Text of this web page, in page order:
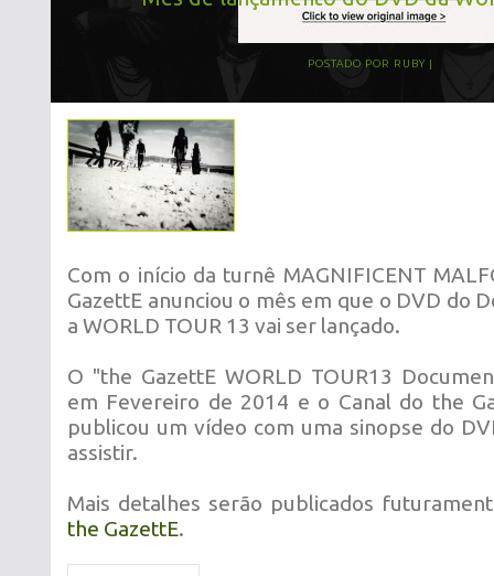
POSTADO POR RUBY
Com o início da turnê MAGNIFICENT
GazettE anunciou o mês em que o DVD do
a WORLD TOUR 13 vai ser lançado.
O "the GazettE WORLD TOUR13
em Fevereiro de 2014 e o Canal do the
publicou um vídeo com uma sinopse do
assistir.
Mais detalhes serão publicados
the GazettE.